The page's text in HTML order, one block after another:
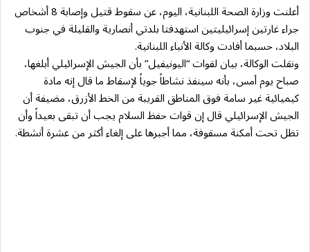
أعلنت وزارة الصحة اللبنانية، اليوم، عن سقوط قتيل وإصابة 8 أشخاص
جراء غارتين إسرائيليتين استهدفتا بلدتي أنصارية والقليلة في جنوب
البلاد، حسبما أفادت وكالة الأنباء اللبنانية.
ونقلت الوكالة، بيان لقوات “اليونيفيل” بأن الجيش الإسرائيلي أبلغها،
صباح يوم أمس، بأنه سينفذ نشاطاً جوياً لإسقاط ما قال إنه مادة
كيميائية غير سامة فوق المناطق القريبة من الخط الأزرق، مضيفة أن
الجيش الإسرائيلي قال إن قوات حفظ السلام يجب أن تبقى بعيداً وأن
تظل تحت أمكنة مسقوفة، مما أجبرها على إلغاء أكثر من عشرة أنشطة.